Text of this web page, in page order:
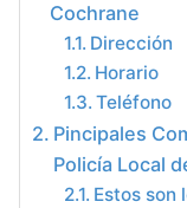
Cochrane
Dirección
Horario
Teléfono
Pincipales
Policía Local
Estos son